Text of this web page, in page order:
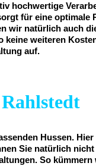
hochwertige
für eine optimale
wir natürlich auch
weiteren
auf.
Hussen.
Sie natürlich
So